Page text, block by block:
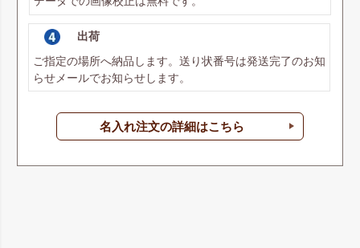
出荷
ご指定の場所へ納品します。送り状番号は発送完了のお知
らせメールでお知らせします。
名入れ注文の詳細はこちら